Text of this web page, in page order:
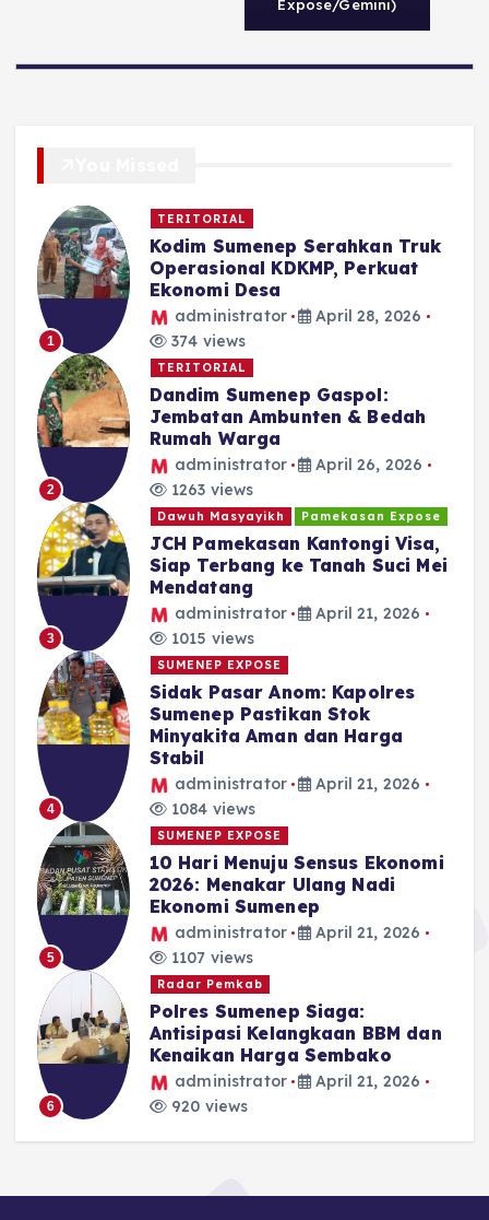
Expose/Gemini)
1
TERITORIAL
Kodim Sumenep Serahkan Truk
Operasional KDKMP, Perkuat
Ekonomi Desa
administrator
April 28, 2026
374 views
2
TERITORIAL
Dandim Sumenep Gaspol:
Jembatan Ambunten & Bedah
Rumah Warga
administrator
April 26, 2026
1263 views
3
Dawuh Masyayikh Pamekasan Expose
JCH Pamekasan Kantongi Visa,
Siap Terbang ke Tanah Suci Mei
Mendatang
administrator
April 21, 2026
1015 views
4
SUMENEP EXPOSE
Sidak Pasar Anom: Kapolres
Sumenep Pastikan Stok
Minyakita Aman dan Harga
Stabil
administrator
April 21, 2026
1084 views
5
SUMENEP EXPOSE
10 Hari Menuju Sensus Ekonomi
2026: Menakar Ulang Nadi
Ekonomi Sumenep
administrator
April 21, 2026
1107 views
6
Radar Pemkab
Polres Sumenep Siaga:
Antisipasi Kelangkaan BBM dan
Kenaikan Harga Sembako
administrator
April 21, 2026
920 views